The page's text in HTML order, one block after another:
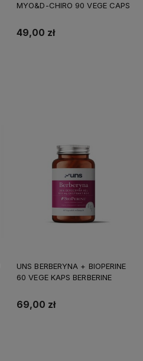
MYO&D-CHIRO 90 VEGE CAPS
49,00 zł
UNS BERBERYNA + BIOPERINE
60 VEGE KAPS BERBERINE
69,00 zł